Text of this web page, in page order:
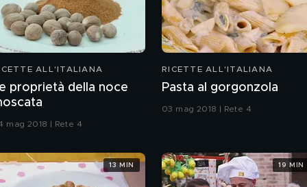
ALL'ITALIANA
proprietà della noce
mag 2018 | Rete 4
RICETTE ALL'ITALIANA
Pasta al gorgonzola
03 mag 2018 | Rete 4
13 MIN 19 MIN